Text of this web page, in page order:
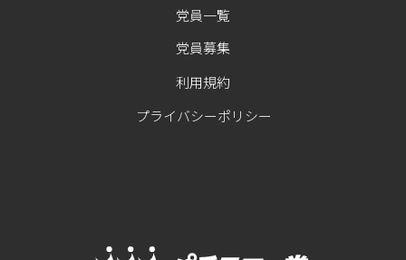
党員一覧
党員募集
利用規約
プライバシーポリシー